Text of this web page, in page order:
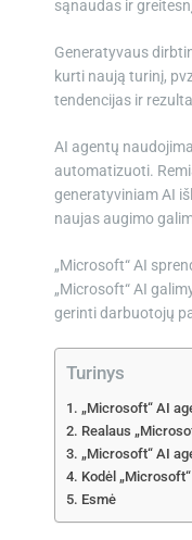
sąnaudas ir
Generatyvaus
kurti naują turinį,
tendencijas ir
AI agentų
automatizuoti.
generatyviniam AI
naujas augimo
„Microsoft“ AI
„Microsoft“ AI
gerinti darbuotojų
Turinys
„Microsoft“ AI
Realaus
„Microsoft“ AI
Kodėl
Esmė